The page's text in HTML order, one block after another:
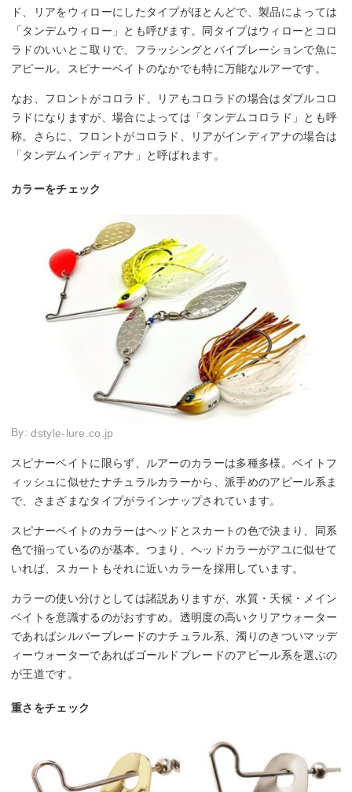
ド、リアをウィローにしたタイプがほとんどで、製品によっては
「タンデムウィロー」とも呼びます。同タイプはウィローとコロ
ラドのいいとこ取りで、フラッシングとバイブレーションで魚に
アピール。スピナーベイトのなかでも特に万能なルアーです。
なお、フロントがコロラド、リアもコロラドの場合はダブルコロ
ラドになりますが、場合によっては「タンデムコロラド」とも呼
称。さらに、フロントがコロラド、リアがインディアナの場合は
「タンデムインディアナ」と呼ばれます。
カラーをチェック
By:dstyle-lure.co.jp
スピナーベイトに限らず、ルアーのカラーは多種多様。ベイトフ
ィッシュに似せたナチュラルカラーから、派手めのアピール系ま
で、さまざまなタイプがラインナップされています。
スピナーベイトのカラーはヘッドとスカートの色で決まり、同系
色で揃っているのが基本。つまり、ヘッドカラーがアユに似せて
いれば、スカートもそれに近いカラーを採用しています。
カラーの使い分けとしては諸説ありますが、水質・天候・メイン
ベイトを意識するのがおすすめ。透明度の高いクリアウォーター
であればシルバーブレードのナチュラル系、濁りのきついマッデ
ィーウォーターであればゴールドブレードのアピール系を選ぶの
が王道です。
重さをチェック